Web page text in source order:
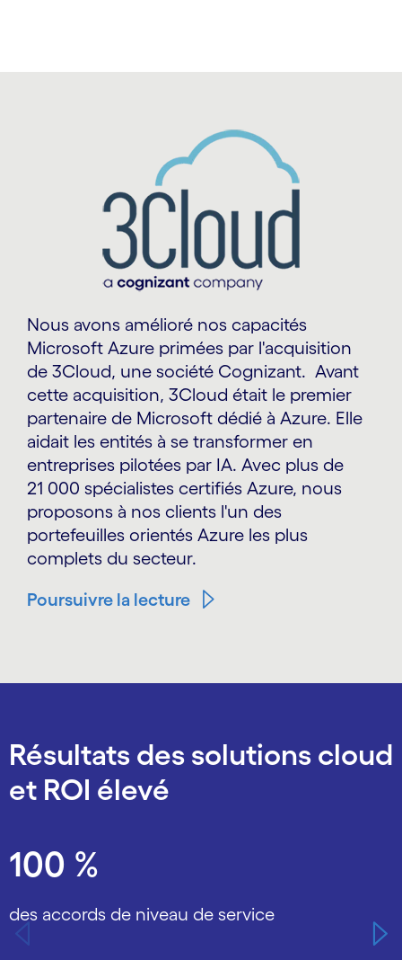
Nous avons amélioré nos capacités
Microsoft Azure primées par l'acquisition
de 3Cloud, une société Cognizant. Avant
cette acquisition, 3Cloud était le premier
partenaire de Microsoft dédié à Azure. Elle
aidait les entités à se transformer en
entreprises pilotées par IA. Avec plus de
21 000 spécialistes certifiés Azure, nous
proposons à nos clients l'un des
portefeuilles orientés Azure les plus
complets du secteur.
Poursuivre la lecture
Résultats des solutions cloud
et ROI élevé
Carousel starts
100 %
des accords de niveau de service